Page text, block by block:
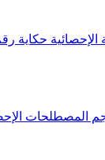
الإحصائية حكاية
المصطلحات